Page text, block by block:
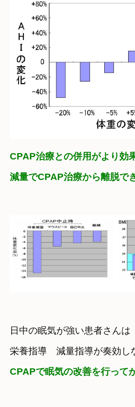
CPAP治療との併用がより効
減量でCPAP治療から離脱で
日中の眠気が強い患者さんは
栄養指導　減量指導が奏効し
CPAPで眠気の改善を行って